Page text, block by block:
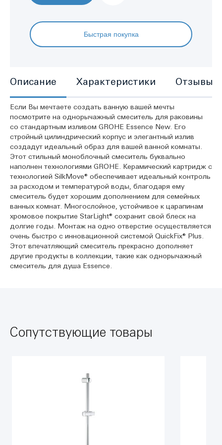
Быстрая покупка
Описание
Если Вы мечтаете создать ванную вашей мечты
посмотрите на однорычажный смеситель для раковины
со стандартным изливом GROHE Essence New. Его
стройный цилиндрический корпус и элегантный излив
создадут идеальный образ для вашей ванной комнаты.
Этот стильный моноблочный смеситель буквально
наполнен технологиями GROHE. Керамический картридж с
технологией SilkMove® обеспечивает идеальный контроль
за расходом и температурой воды, благодаря ему
смеситель будет хорошим дополнением для семейных
ванных комнат. Многослойное, устойчивое к царапинам
хромовое покрытие StarLight® сохранит свой блеск на
долгие годы. Монтаж на одно отверстие осуществляется
очень быстро с инновационной системой QuickFix® Plus.
Этот впечатляющий смеситель прекрасно дополняет
другие продукты в коллекции, такие как однорычажный
смеситель для душа Essence.
Характеристики Отзывы
Сопутствующие товары